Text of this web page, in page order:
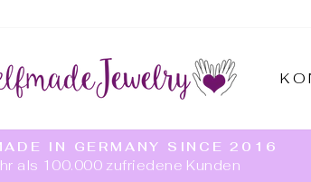
Pause
IN GERMANY SINCE 2016
als 100.000 zufriedene Kunden